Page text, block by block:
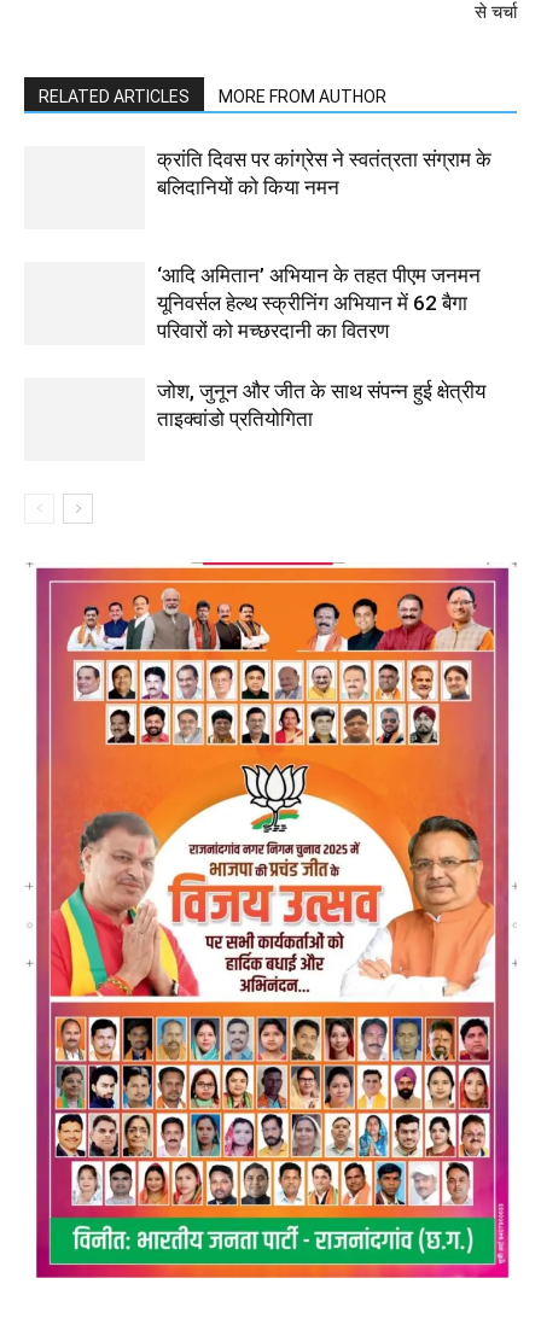
से चर्चा
RELATED ARTICLES MORE FROM AUTHOR
क्रांति दिवस पर कांग्रेस ने स्वतंत्रता संग्राम के
बलिदानियों को किया नमन
‘आदि अमितान’ अभियान के तहत पीएम जनमन
यूनिवर्सल हेल्थ स्क्रीनिंग अभियान में 62 बैगा
परिवारों को मच्छरदानी का वितरण
जोश, जुनून और जीत के साथ संपन्न हुई क्षेत्रीय
ताइक्वांडो प्रतियोगिता